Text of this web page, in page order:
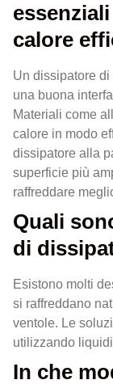
calore
Un dissipatore
una buona
Materiali come
calore in modo
dissipatore alla
superficie più
raffreddare
Quali
di
Esistono molti
si raffreddano
ventole. Le
utilizzando
In che